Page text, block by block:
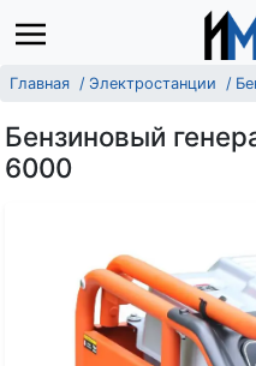
Главная Электростанции
Бензиновый
6000